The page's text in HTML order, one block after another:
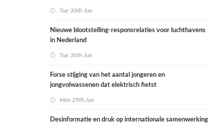
Tue 30th Jun
Nieuwe blootstelling-responsrelaties voor luchthavens
in Nederland
Tue 30th Jun
Forse stijging van het aantal jongeren en
jongvolwassenen dat elektrisch fietst
Mon 29th Jun
Desinformatie en druk op internationale samenwerking